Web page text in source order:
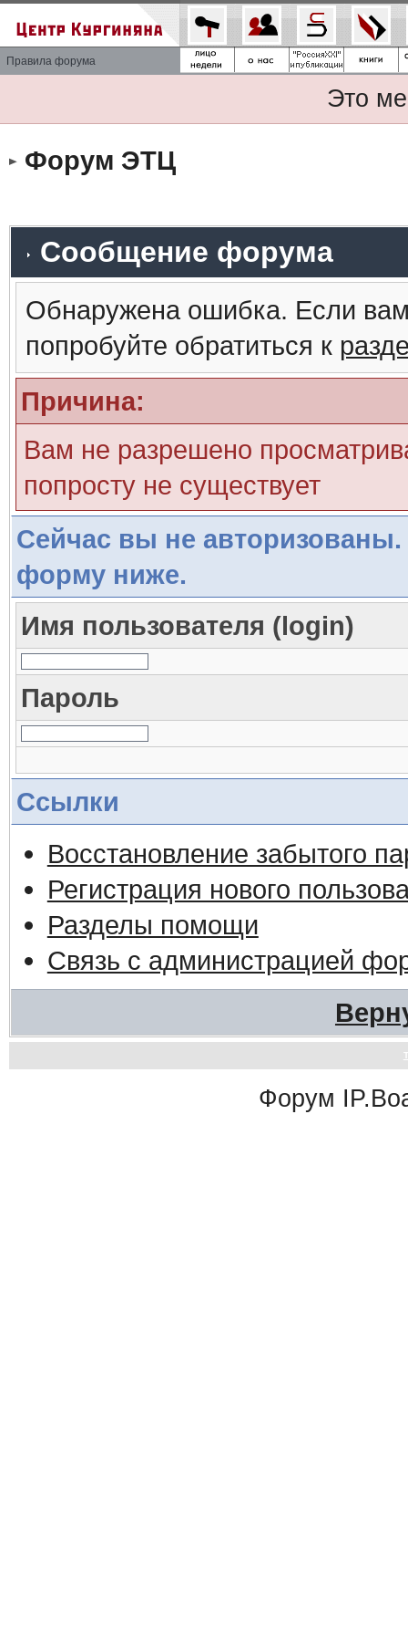
Правила форума
Это
Форум ЭТЦ
Сообщение форума
Обнаружена ошибка. Если
попробуйте обратиться к
Причина:
Вам не разрешено
попросту не существует
Сейчас вы не авторизованы.
форму ниже.
Имя пользователя (login)
Пароль
Ссылки
Восстановление забытого
Регистрация нового
Разделы помощи
Связь с администрацией
Форум